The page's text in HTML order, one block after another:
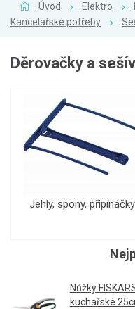
Úvod Elektro
Kancelářské potřeby
Děrovačky a
Jehly, spony, připínáčky
Nůžky
kuchařské